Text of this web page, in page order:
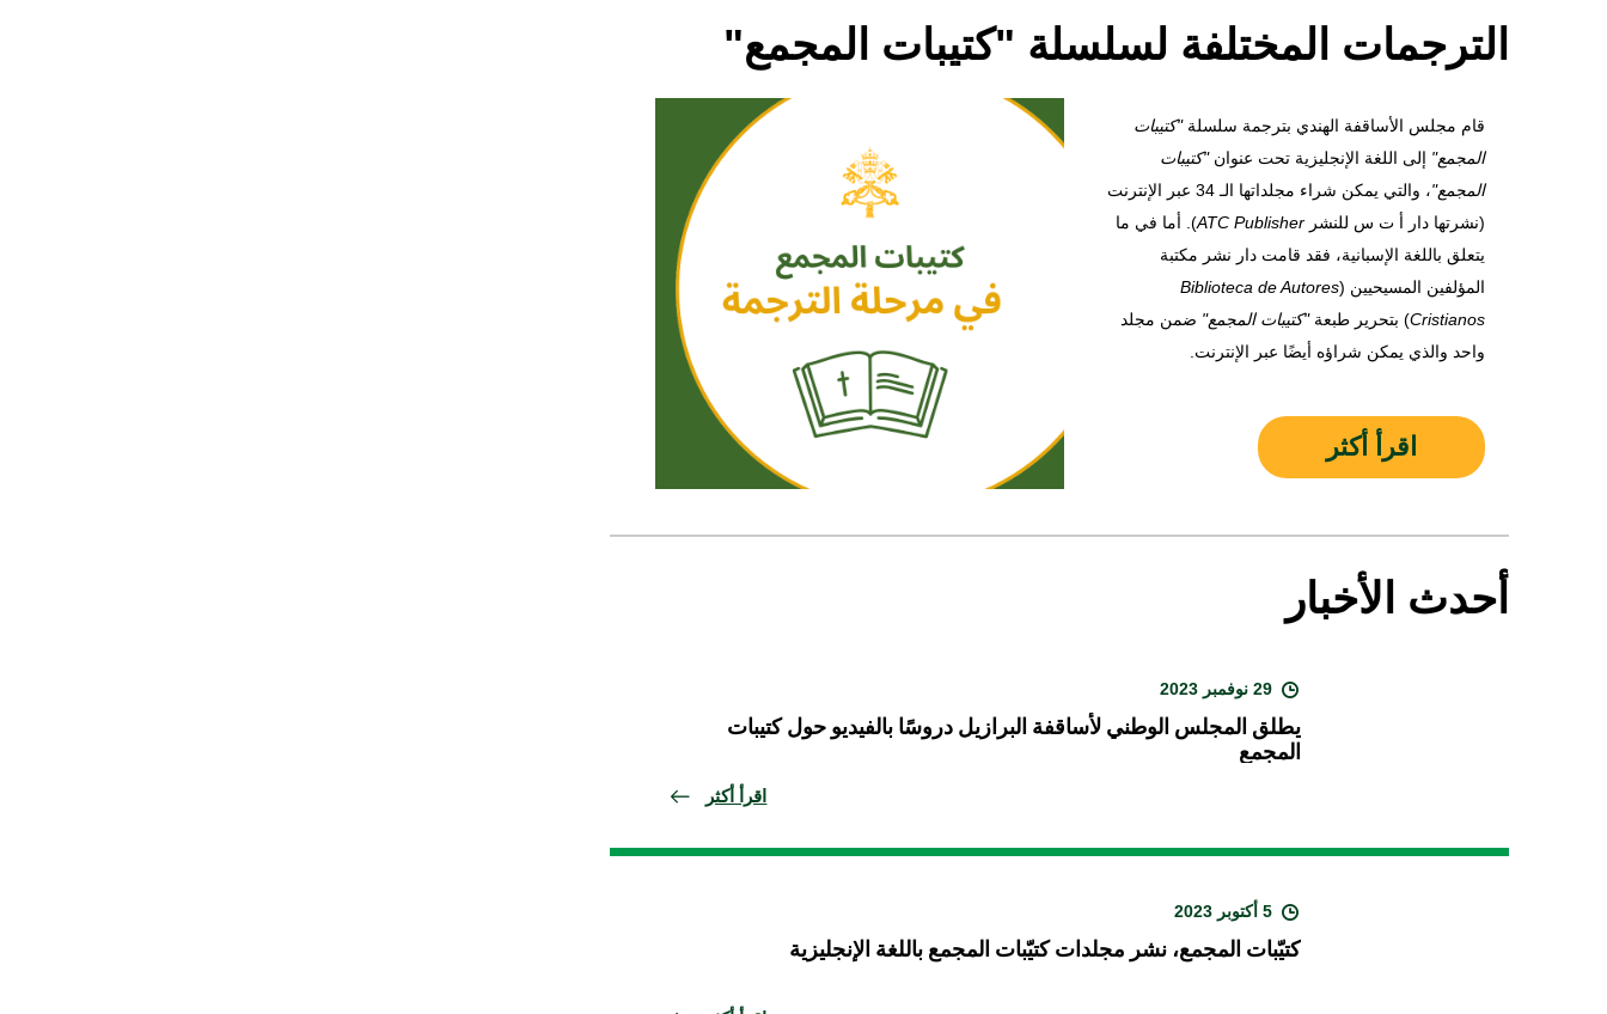
الترجمات المختلفة لسلسلة "كتيبات المجمع"
قام مجلس الأساقفة الهندي بترجمة سلسلة"كتيبات
المجمع" إلى اللغة الإنجليزية تحت عنوان"كتيبات
المجمع"
، والتي يمكن شراء مجلداتها الـ 34 عبر الإنترنت
(نشرتها دار أ ت س للنشرATC Publisher). أما في ما
يتعلق باللغة الإسبانية، فقد قامت دار نشر مكتبة
المؤلفين المسيحيين (Biblioteca de Autores
Cristianos) بتحرير طبعة"كتيبات المجمع" ضمن مجلد
واحد والذي يمكن شراؤه أيضًا عبر الإنترنت.
اقرأ أكثر
أحدث الأخبار
29 نوفمبر 2023
يطلق المجلس الوطني لأساقفة البرازيل دروسًا بالفيديو حول كتيبات
المجمع
اقرأ أكثر
5 أكتوبر 2023
كتيّبات المجمع، نشر مجلدات كتيّبات المجمع باللغة الإنجليزية